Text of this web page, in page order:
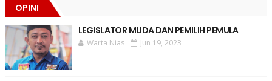
OPINI
LEGISLATOR MUDA DAN PEMILIH PEMULA
Warta Nias Jun 19, 2023